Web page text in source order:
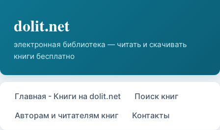
Главная - Книги на dolit.net
Поиск книг
Авторам и читателям книг
Контакты